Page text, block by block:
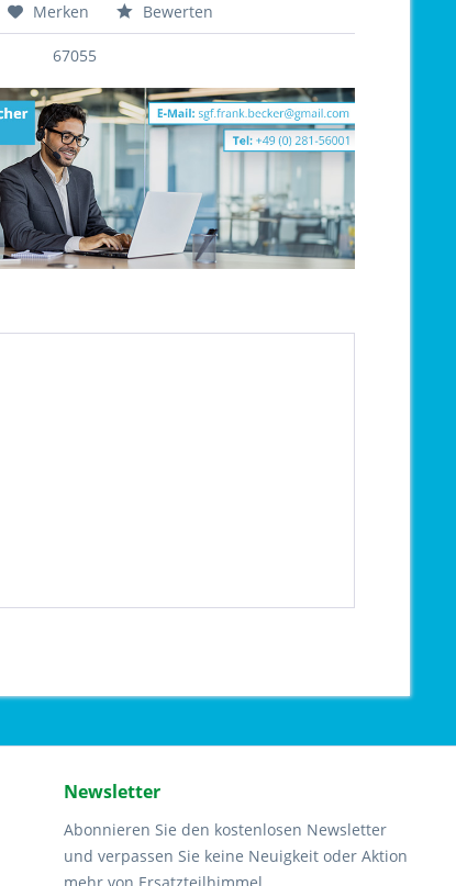
Merken Bewerten
67055
Newsletter
Abonnieren Sie den kostenlosen Newsletter
und verpassen Sie keine Neuigkeit oder Aktion